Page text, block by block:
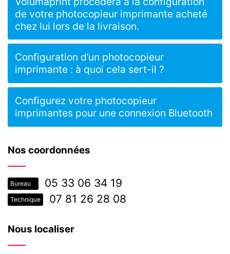
Nos coordonnées
Bureau 05 33 06 34 19
Technique 07 81 26 28 08
Nous localiser
de votre photocopieur imprimante acheté
chez lui lors de la livraison.
Configuration d’un photocopieur
imprimante : à quoi cela sert-il ?
Configurez votre photocopieur
imprimantes pour une connexion Bluetooth